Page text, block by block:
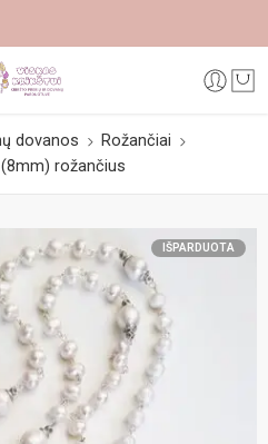
dovanos
Rožančiai
rožančius
IŠPARDUOTA